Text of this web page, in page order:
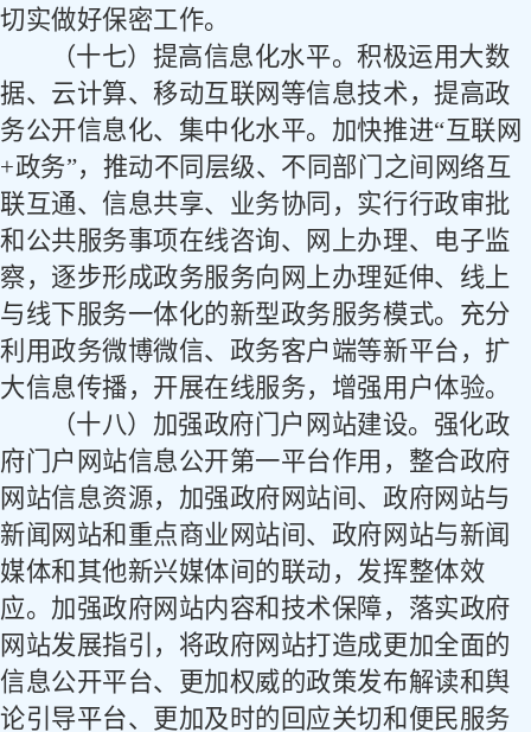
切实做好保密工作。
（十七）提高信息化水平。积极运用大数
据、云计算、移动互联网等信息技术，提高政
务公开信息化、集中化水平。加快推进“互联网
+政务”，推动不同层级、不同部门之间网络互
联互通、信息共享、业务协同，实行行政审批
和公共服务事项在线咨询、网上办理、电子监
察，逐步形成政务服务向网上办理延伸、线上
与线下服务一体化的新型政务服务模式。充分
利用政务微博微信、政务客户端等新平台，扩
大信息传播，开展在线服务，增强用户体验。
（十八）加强政府门户网站建设。 强化政
府门户网站信息公开第一平台作用，整合政府
网站信息资源，加强政府网站间、政府网站与
新闻网站和重点商业网站间、政府网站与新闻
媒体和其他新兴媒体间的联动，发挥整体效
应。加强政府网站内容和技术保障，落实政府
网站发展指引，将政府网站打造成更加全面的
信息公开平台、更加权威的政策发布解读和舆
论引导平台、更加及时的回应关切和便民服务